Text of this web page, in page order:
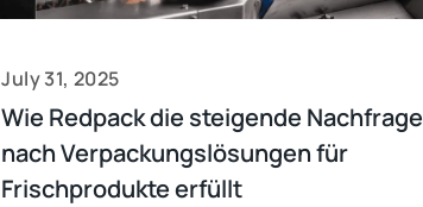
July 31, 2025
Wie Redpack die steigende Nachfrage
nach Verpackungslösungen für
Frischprodukte erfüllt